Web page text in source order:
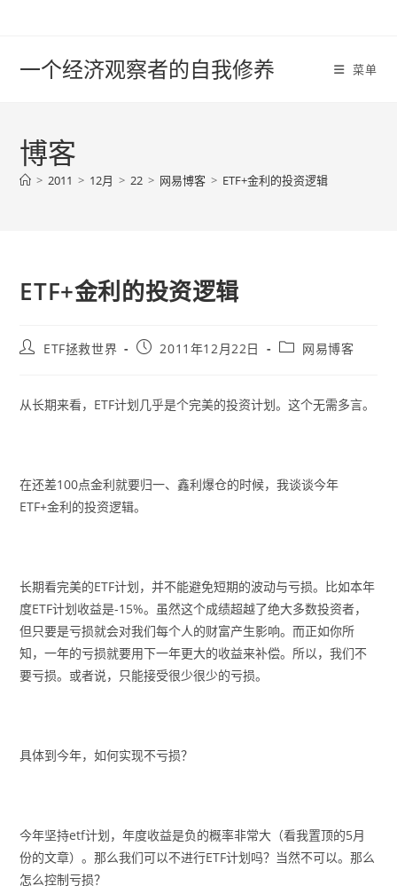
一个经济观察者的自我修养 菜单
博客
> 2011 > 12月 > 22 > 网易博客 > ETF+金利的投资逻辑
ETF+金利的投资逻辑
PostETF拯救世界
Post2011年12月22日
Post网易博客
从长期来看，ETF计划几乎是个完美的投资计划。这个无需多言。
在还差100点金利就要归一、鑫利爆仓的时候，我谈谈今年
ETF+金利的投资逻辑。
长期看完美的ETF计划，并不能避免短期的波动与亏损。比如本年
度ETF计划收益是-15%。虽然这个成绩超越了绝大多数投资者，
但只要是亏损就会对我们每个人的财富产生影响。而正如你所
知，一年的亏损就要用下一年更大的收益来补偿。所以，我们不
要亏损。或者说，只能接受很少很少的亏损。
具体到今年，如何实现不亏损？
今年坚持etf计划，年度收益是负的概率非常大（看我置顶的5月
份的文章）。那么我们可以不进行ETF计划吗？当然不可以。那么
怎么控制亏损？